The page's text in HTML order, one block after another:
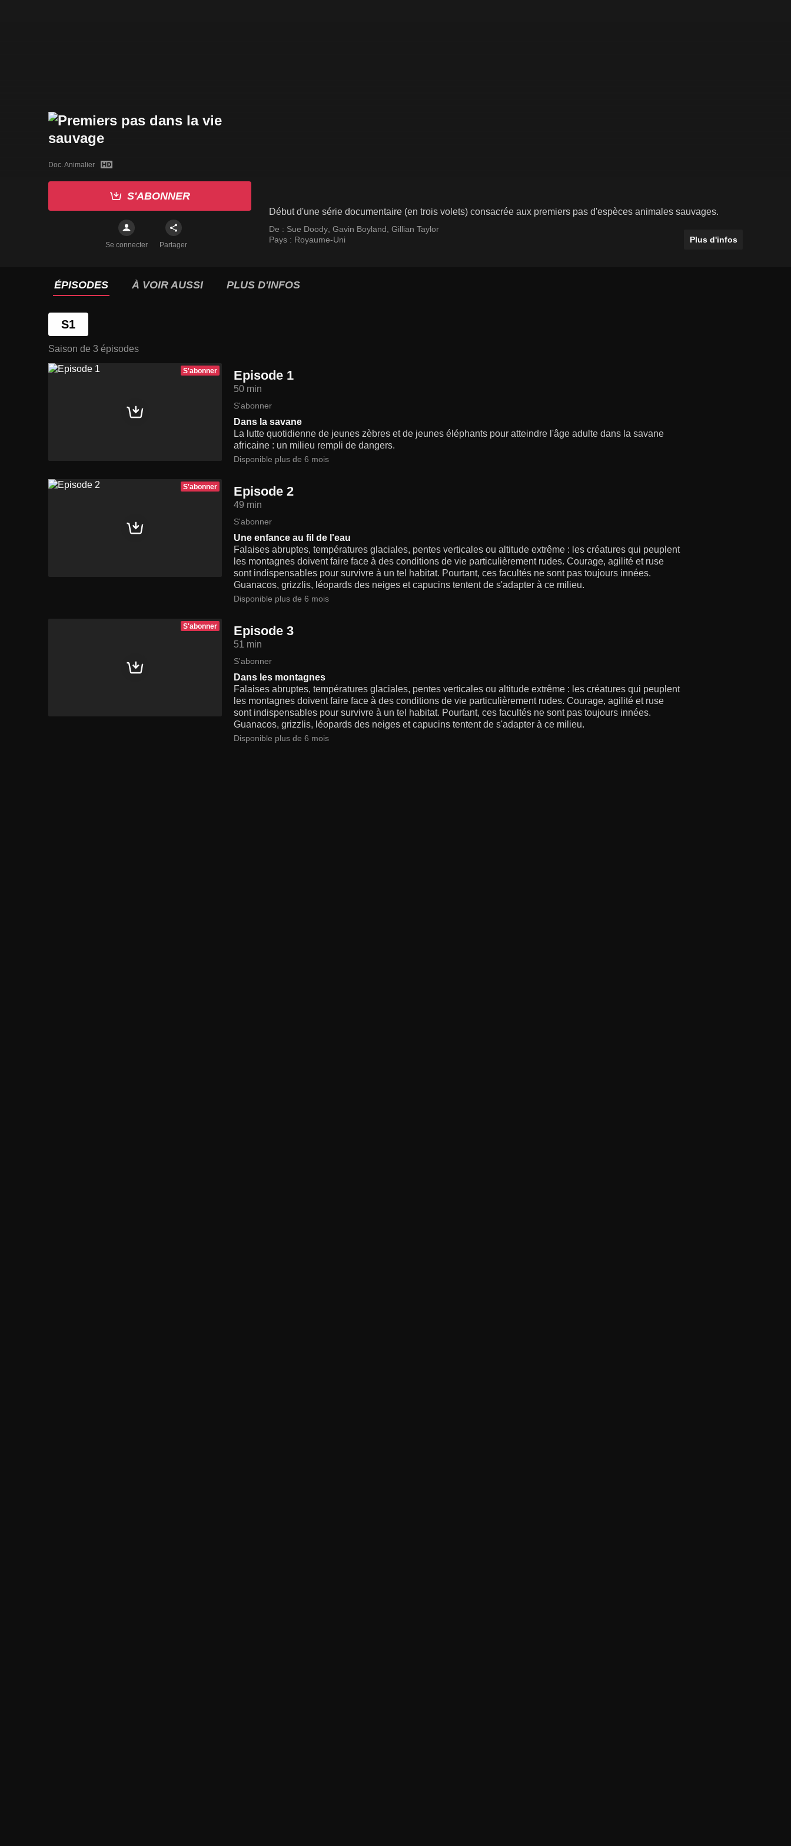
Doc. Animalier
S'ABONNER
Se connecter Partager
Début d'une série documentaire (en trois volets) consacrée aux premiers pas d'espèces animales sauvages.
De : Sue Doody Gavin Boyland Gillian Taylor
Pays : Royaume-Uni Plus d'infos
ÉPISODES À VOIR AUSSI PLUS D'INFOS
S1
Saison de 3 épisodes
S'abonner Episode 1
50 min
S'abonner
Dans la savane
La lutte quotidienne de jeunes zèbres et de jeunes éléphants pour atteindre l'âge adulte dans la savane
africaine : un milieu rempli de dangers.
Disponible plus de 6 mois
S'abonner Episode 2
49 min
S'abonner
Une enfance au fil de l'eau
Falaises abruptes, températures glaciales, pentes verticales ou altitude extrême : les créatures qui peuplent
les montagnes doivent faire face à des conditions de vie particulièrement rudes. Courage, agilité et ruse
sont indispensables pour survivre à un tel habitat. Pourtant, ces facultés ne sont pas toujours innées.
Guanacos, grizzlis, léopards des neiges et capucins tentent de s'adapter à ce milieu.
Disponible plus de 6 mois
S'abonner Episode 3
51 min
S'abonner
Dans les montagnes
Falaises abruptes, températures glaciales, pentes verticales ou altitude extrême : les créatures qui peuplent
les montagnes doivent faire face à des conditions de vie particulièrement rudes. Courage, agilité et ruse
sont indispensables pour survivre à un tel habitat. Pourtant, ces facultés ne sont pas toujours innées.
Guanacos, grizzlis, léopards des neiges et capucins tentent de s'adapter à ce milieu.
Disponible plus de 6 mois